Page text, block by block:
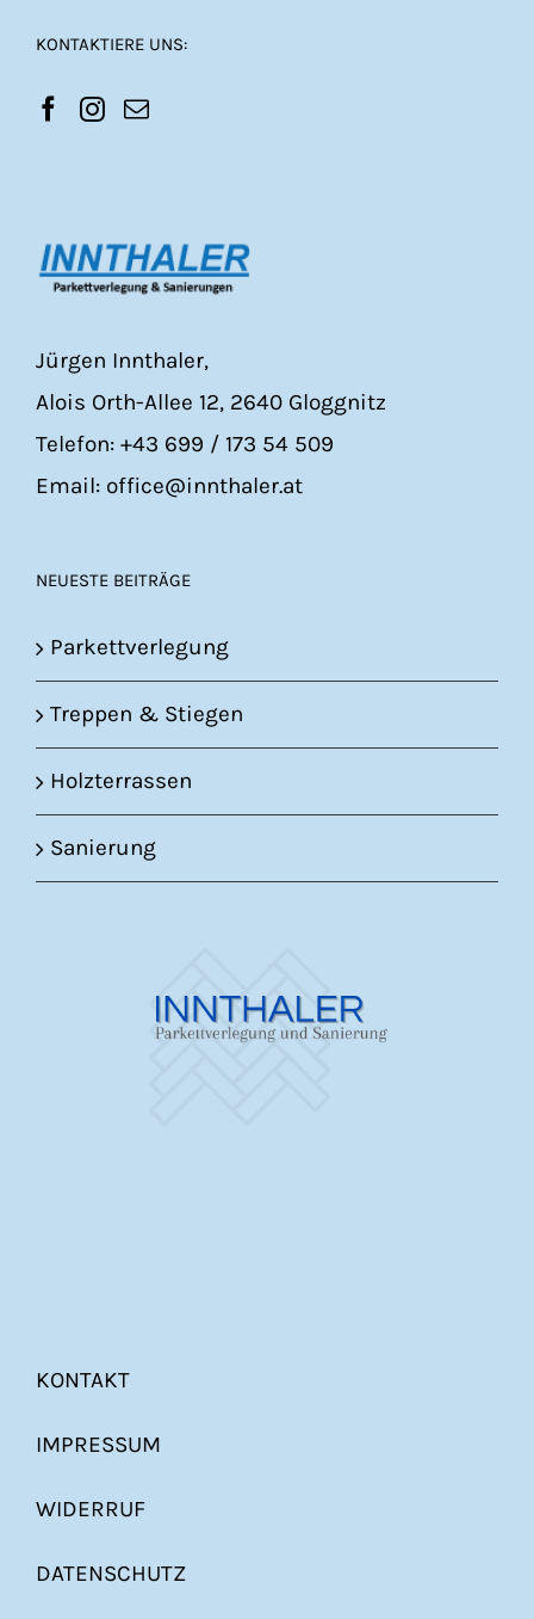
KONTAKTIERE UNS:
Jürgen Innthaler,
Alois Orth-Allee 12, 2640 Gloggnitz
Telefon: +43 699 / 173 54 509
Email: office@innthaler.at
NEUESTE BEITRÄGE
Parkettverlegung
Treppen & Stiegen
Holzterrassen
Sanierung
KONTAKT
IMPRESSUM
WIDERRUF
DATENSCHUTZ